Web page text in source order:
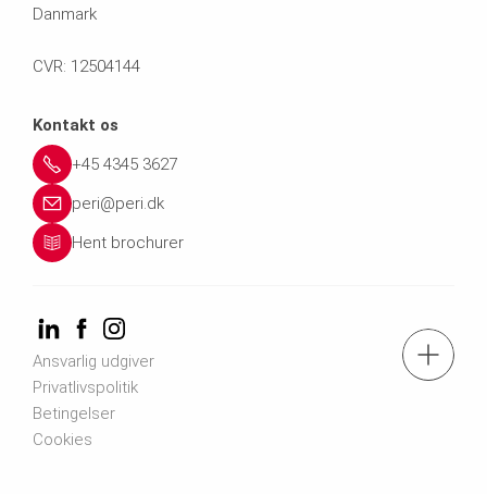
tlf.: +45 43 45 36 27
Danmark
CVR: 12504144
Kontakt os
+45 4345 3627
peri@peri.dk
Hent brochurer
Ansvarlig udgiver
Privatlivspolitik
Betingelser
Cookies